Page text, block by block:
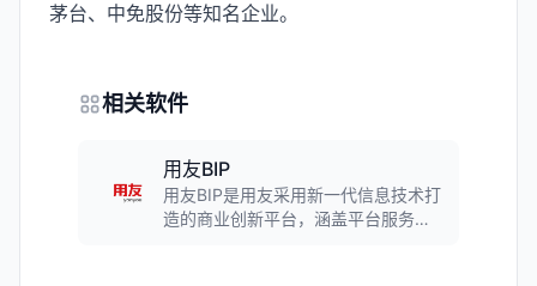
茅台、中免股份等知名企业。
相关软件
用友BIP
用友BIP是用友采用新一代信息技术打
造的商业创新平台，涵盖平台服务、